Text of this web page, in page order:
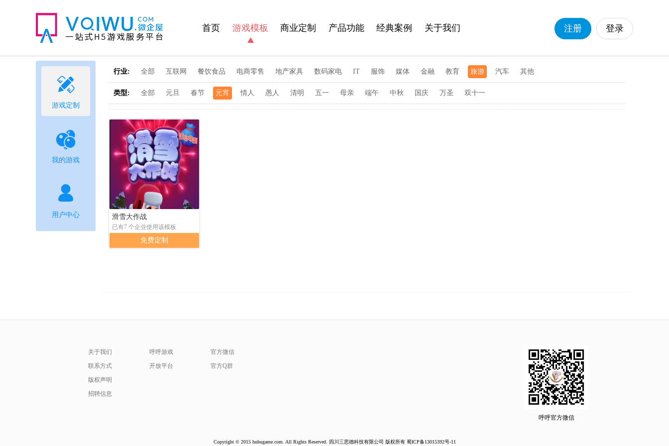
登录
注册
首页 游戏模板 商业定制 产品功能 经典案例 关于我们

游戏定制

我的游戏

用户中心
行业: 全部 互联网 餐饮食品 电商零售 地产家具 数码家电 IT 服饰 媒体 金融 教育 旅游 汽车 其他
类型: 全部 元旦 春节 元宵 情人 愚人 清明 五一 母亲 端午 中秋 国庆 万圣 双十一
滑雪大作战
已有7 个企业使用该模板
免费定制
关于我们
联系方式
版权声明
招聘信息
呼呼游戏
开放平台
官方微信
官方Q群
呼呼官方微信
Copyright © 2015 huhugame.com. All Rights Reserved. 四川三思德科技有限公司 版权所有 蜀ICP备13015392号-11